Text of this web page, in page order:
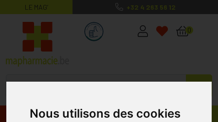
Nous utilisons des cookies
LE MAG’ +32 4 263 56 12
MaPharmacie.be ma santé, mes
0
Promos Produits